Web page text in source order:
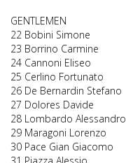
GENTLEMEN
22 Bobini Simone
23 Borrino Carmine
24 Cannoni Eliseo
25 Cerlino Fortunato
26 De Bernardin Stefano
27 Dolores Davide
28 Lombardo Alessandro
29 Maragoni Lorenzo
30 Pace Gian Giacomo